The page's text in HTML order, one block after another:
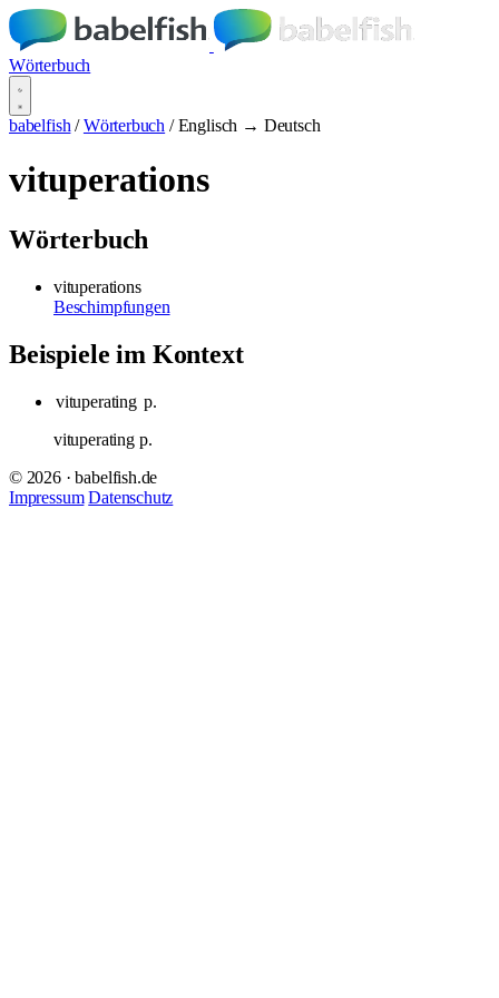
Wörterbuch
babelfish / Wörterbuch / Englisch → Deutsch
vituperations
Wörterbuch
vituperations
Beschimpfungen
Beispiele im Kontext
vituperating p.
vituperating p.
© 2026 · babelfish.de
Impressum Datenschutz